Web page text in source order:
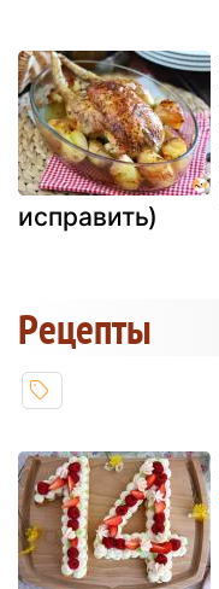
исправить)
Pецепты